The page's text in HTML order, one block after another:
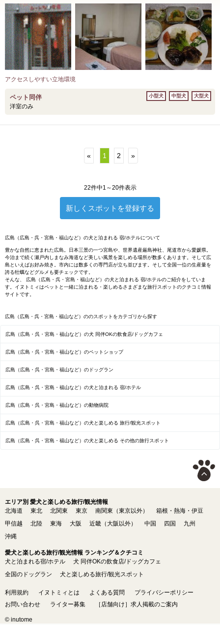
アクセスしやすい立地環境
ペット同伴
洋室のみ
小型犬 中型犬 大型犬
« 1 2 »
22件中1～20件表示
新しくスポットを登録する
広島（広島・呉・宮島・福山など）の犬と泊まれる 宿/ホテルについて
豊かな自然に恵まれた広島。日本三景の一つ宮島や、世界遺産厳島神社、尾道市から愛媛県。
今治まで続く瀬戸内しまなみ海道など美しい風景を楽しめる場所が数多くあります。そして広
島といえばお好み焼き。市内には数多くの専門店が立ち並びます。そして全国一位の生産量を
誇る牡蠣などグルメも要チェックです。
そんな、 広島（広島・呉・宮島・福山など）の犬と泊まれる 宿/ホテルのご紹介をしていま
す。イヌトミィはペットと一緒に泊まれる・楽しめるさまざまな旅行スポットのクチコミ情報
サイトです。
広島（広島・呉・宮島・福山など）ののスポットをカテゴリから探す
広島（広島・呉・宮島・福山など）の犬 同伴OKの飲食店/ドッグカフェ
広島（広島・呉・宮島・福山など）のペットショップ
広島（広島・呉・宮島・福山など）のドッグラン
広島（広島・呉・宮島・福山など）の犬と泊まれる 宿/ホテル
広島（広島・呉・宮島・福山など）の動物病院
広島（広島・呉・宮島・福山など）の犬と楽しめる 旅行/観光スポット
広島（広島・呉・宮島・福山など）の犬と楽しめる その他の旅行スポット
エリア別 愛犬と楽しめる旅行/観光情報
北海道
東北 北関東 東京 南関東（東京以外）
箱根・熱海・伊豆
甲信越
北陸 東海 大阪 近畿（大阪以外） 中国 四国
九州
沖縄
愛犬と楽しめる旅行/観光情報 ランキング＆クチコミ
犬と泊まれる宿/ホテル
犬 同伴OKの飲食店/ドッグカフェ
全国のドッグラン
犬と楽しめる旅行/観光スポット
利用規約 イヌトミィとは よくある質問
プライバシーポリシー
お問い合わせ
ライター募集 ［店舗向け］求人掲載のご案内
© inutome